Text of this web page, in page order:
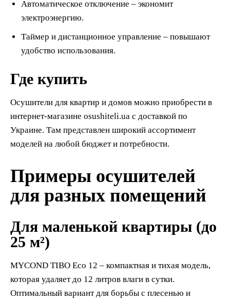
Автоматическое отключение – экономит
электроэнергию.
Таймер и дистанционное управление – повышают
удобство использования.
Где купить
Осушители для квартир и домов можно приобрести в
интернет-магазине osushiteli.ua с доставкой по
Украине. Там представлен широкий ассортимент
моделей на любой бюджет и потребности.
Примеры осушителей
для разных помещений
Для маленькой квартиры (до
25 м²)
MYCOND TIBO Eco 12 – компактная и тихая модель,
которая удаляет до 12 литров влаги в сутки.
Оптимальный вариант для борьбы с плесенью и